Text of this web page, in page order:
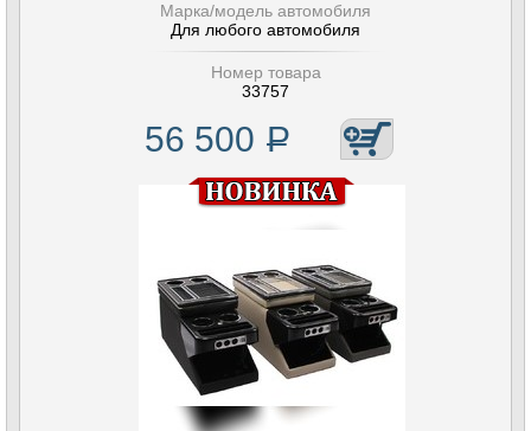
Марка/модель автомобиля
Для любого автомобиля
Номер товара
33757
56 500 Р